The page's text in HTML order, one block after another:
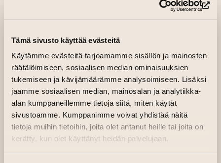
Tämä sivusto käyttää evästeitä
Käytämme evästeitä tarjoamamme sisällön ja mainosten
räätälöimiseen, sosiaalisen median ominaisuuksien
tukemiseen ja kävijämäärämme analysoimiseen. Lisäksi
jaamme sosiaalisen median, mainosalan ja analytiikka-
alan kumppaneillemme tietoja siitä, miten käytät
sivustoamme. Kumppanimme voivat yhdistää näitä
tietoja muihin tietoihin, joita olet antanut heille tai joita on
kerätty, kun olet käyttänyt heidän palvelujaan.
väärinkäyttöä. Mutta taiteen alueella meillä on
tehtävänämme on yksinkertaisesti tehdä
hyvää taidetta. Se on vaativaa työtä. Ja siitä
on klassikot tehty.